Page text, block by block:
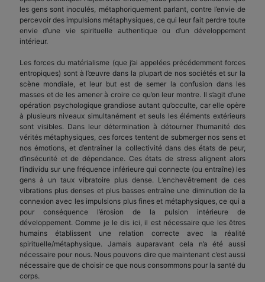
les gens sont inoculés, métaphoriquement parlant, contre l’envie de
percevoir des impulsions métaphysiques, ce qui leur fait perdre toute
envie d’une vie spirituelle authentique ou d’un développement
intérieur.
Les forces du matérialisme (que j’ai appelées précédemment forces
entropiques) sont à l’œuvre dans la plupart de nos sociétés et sur la
scène mondiale, et leur but est de semer la confusion dans les
masses et de les amener à croire ce qu’on leur montre. Il s’agit d’une
opération psychologique grandiose autant qu’occulte, car elle opère
à plusieurs niveaux simultanément et seuls les éléments extérieurs
sont visibles. Dans leur détermination à détourner l’humanité des
vérités métaphysiques, ces forces tentent de submerger nos sens et
nos émotions, et d’entraîner la collectivité dans des états de peur,
d’insécurité et de dépendance. Ces états de stress alignent alors
l’individu sur une fréquence inférieure qui connecte (ou entraîne) les
gens à un taux vibratoire plus dense. L’enchevêtrement de ces
vibrations plus denses et plus basses entraîne une diminution de la
connexion avec les impulsions plus fines et métaphysiques, ce qui a
pour conséquence l’érosion de la pulsion intérieure de
développement. Comme je le dis ici, il est nécessaire que les êtres
humains établissent une relation correcte avec la réalité
spirituelle/métaphysique. Jamais auparavant cela n’a été aussi
nécessaire pour nous. Nous pouvons dire que maintenant c’est aussi
nécessaire que de choisir ce que nous consommons pour la santé du
corps.